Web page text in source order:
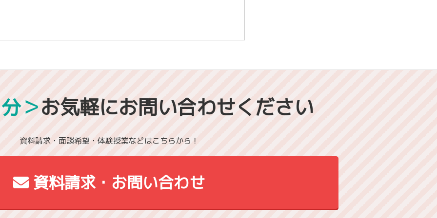
＞お気軽にお問い合わせください
資料請求・面談希望・体験授業などはこちらから！
資料請求・お問い合わせ